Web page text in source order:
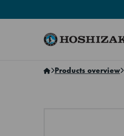
Products overview